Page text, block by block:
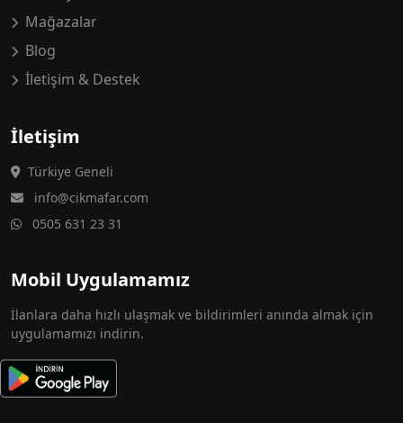
Mağazalar
Blog
İletişim & Destek
İletişim
Türkiye Geneli
info@cikmafar.com
0505 631 23 31
Mobil Uygulamamız
İlanlara daha hızlı ulaşmak ve bildirimleri anında almak için
uygulamamızı indirin.